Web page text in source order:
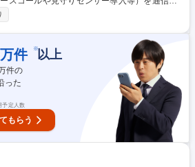
ミッションです。協力業者を束ねる元請けの
ワーク機器設置に関する施工管理・ベンダー
。自ら手を動かすのではなく、協力業者（サ
クト全体をマネジメントする役割です。工期
の調整は主に営業が行うため作業に集中でき
であり、夜間工事も発生しないため、身体的
です。 募集職種 【東京/工事管
基盤/夜勤・土日祝工事無・直行直帰可
万件 ※以上
件の
った
予定人数
もらう